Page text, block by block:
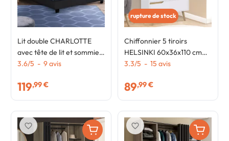
Lit double CHARLOTTE
avec tête de lit et sommier
140 x 190 cm PVC noir
3.6/5 - 9avis
119,99 €
rupture de stock
Chiffonnier 5 tiroirs
HELSINKI 60x36x110 cm
commode semainier blanc
3.3/5 - 15 avis
89,99 €
favorite_border favorite_border